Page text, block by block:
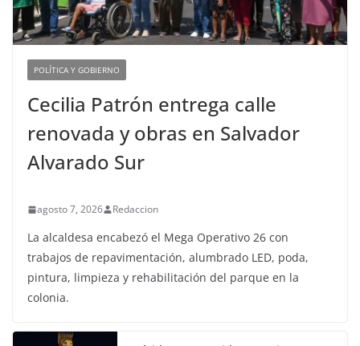
POLÍTICA Y GOBIERNO
Cecilia Patrón entrega calle
renovada y obras en Salvador
Alvarado Sur
agosto 7, 2026 Redaccion
La alcaldesa encabezó el Mega Operativo 26 con
trabajos de repavimentación, alumbrado LED, poda,
pintura, limpieza y rehabilitación del parque en la
colonia.